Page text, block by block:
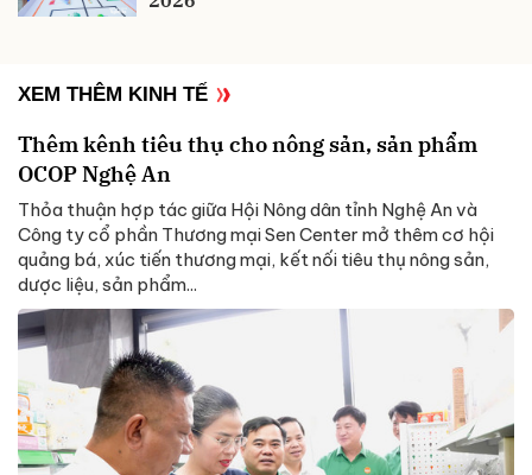
XEM THÊM KINH TẾ
Thêm kênh tiêu thụ cho nông sản, sản phẩm
OCOP Nghệ An
Thỏa thuận hợp tác giữa Hội Nông dân tỉnh Nghệ An và
Công ty cổ phần Thương mại Sen Center mở thêm cơ hội
quảng bá, xúc tiến thương mại, kết nối tiêu thụ nông sản,
dược liệu, sản phẩm...